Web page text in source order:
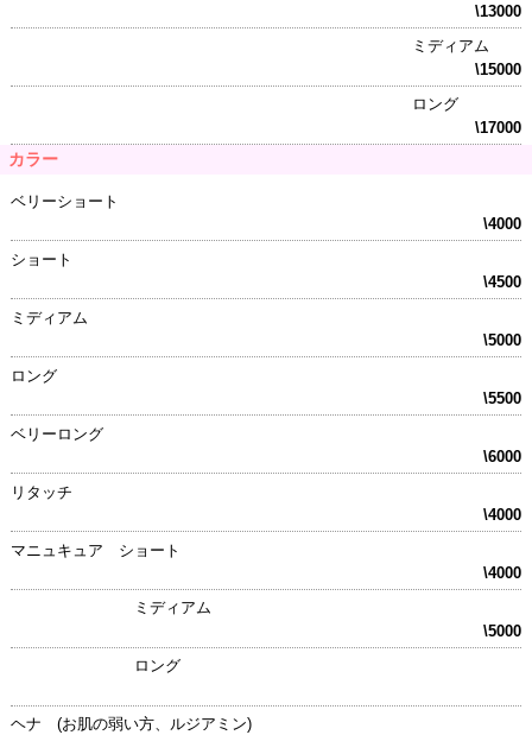
\13000
ミディアム
\15000
ロング
\17000
カラー
ベリーショート
\4000
ショート
\4500
ミディアム
\5000
ロング
\5500
ベリーロング
\6000
リタッチ
\4000
マニュキュア ショート
\4000
ミディアム
\5000
ロング
ヘナ (お肌の弱い方、ルジアミン)